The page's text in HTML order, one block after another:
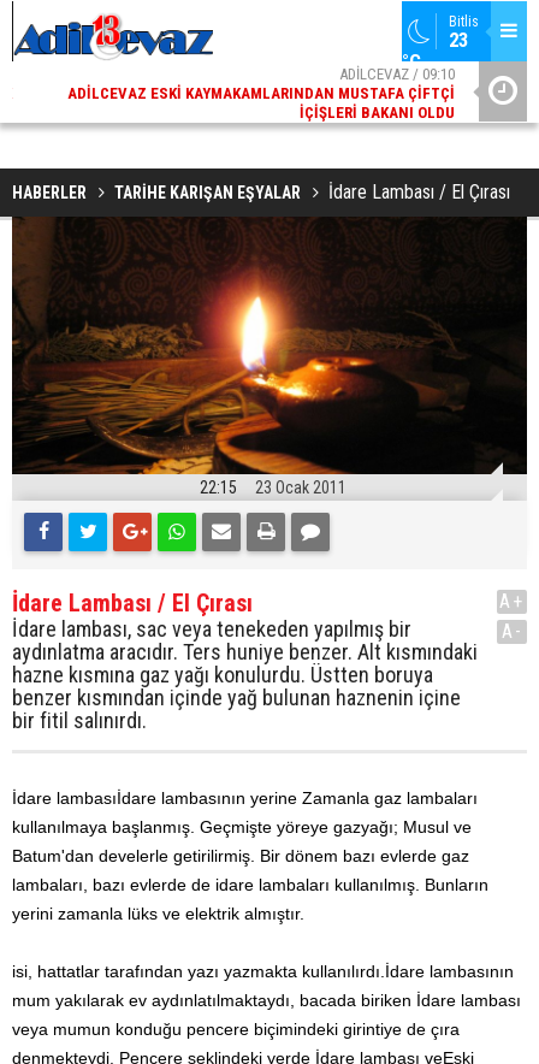
Bitlis
23
°C
ADİLCEVAZ / 09:10
ADILCEVAZ ESKI KAYMAKAMLARINDAN MUSTAFA ÇIFTÇI
İÇIŞLERI BAKANI OLDU
HABERLER TARİHE KARIŞAN EŞYALAR İdare Lambası / El Çırası
22:15 23 Ocak 2011
İdare Lambası / El Çırası
İdare lambası, sac veya tenekeden yapılmış bir
aydınlatma aracıdır. Ters huniye benzer. Alt kısmındaki
hazne kısmına gaz yağı konulurdu. Üstten boruya
benzer kısmından içinde yağ bulunan haznenin içine
bir fitil salınırdı.
A+
A-
İdare lambasıİdare lambasının yerine Zamanla gaz lambaları
kullanılmaya başlanmış. Geçmişte yöreye gazyağı; Musul ve
Batum'dan develerle getirilirmiş. Bir dönem bazı evlerde gaz
lambaları, bazı evlerde de idare lambaları kullanılmış. Bunların
yerini zamanla lüks ve elektrik almıştır.
isi, hattatlar tarafından yazı yazmakta kullanılırdı. İdare lambasının
mum yakılarak ev aydınlatılmaktaydı, bacada biriken İdare lambası
veya mumun konduğu pencere biçimindeki girintiye de çıra
denmekteydi. Pencere şeklindeki yerde İdare lambası veEski